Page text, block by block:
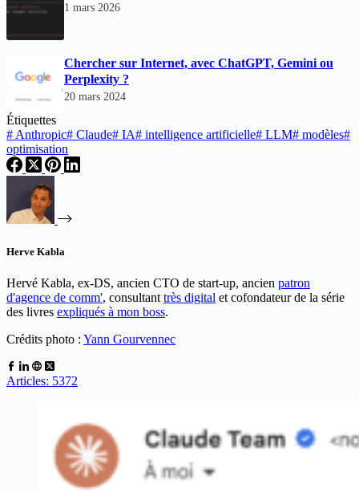
1 mars 2026
Chercher sur Internet, avec ChatGPT, Gemini ou
Perplexity ?
20 mars 2024
Étiquettes
#Anthropic# Claude# IA# intelligence artificielle# LLM# modèles#
optimisation
Herve Kabla
Hervé Kabla, ex-DS, ancien CTO de start-up, ancien patron
d'agence de comm', consultant très digital et cofondateur de la série
des livres expliqués à mon boss.
Crédits photo : Yann Gourvennec
Articles: 5372